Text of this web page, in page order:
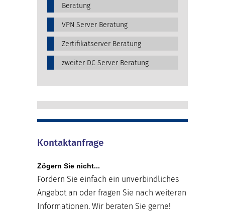
Beratung
VPN Server Beratung
Zertifikatserver Beratung
zweiter DC Server Beratung
Kontaktanfrage
Zögern Sie nicht...
Fordern Sie einfach ein unverbindliches
Angebot an oder fragen Sie nach weiteren
Informationen. Wir beraten Sie gerne!